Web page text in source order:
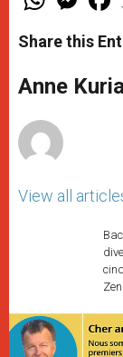
t
s
p
p
e
s
e
g
e
a
e
b
o
k
Share this
Anne
View all